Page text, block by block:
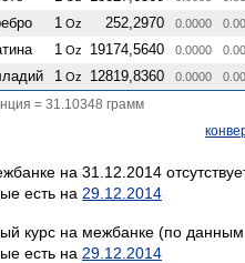
1 Oz 252,2970 0.0000
1 Oz 19174,5640 0.0000
1 Oz 12819,8360 0.0000
= 31.10348 грамм
на 31.12.2014
есть на 29.12.2014
курс на межбанке (по данным
есть на 29.12.2014